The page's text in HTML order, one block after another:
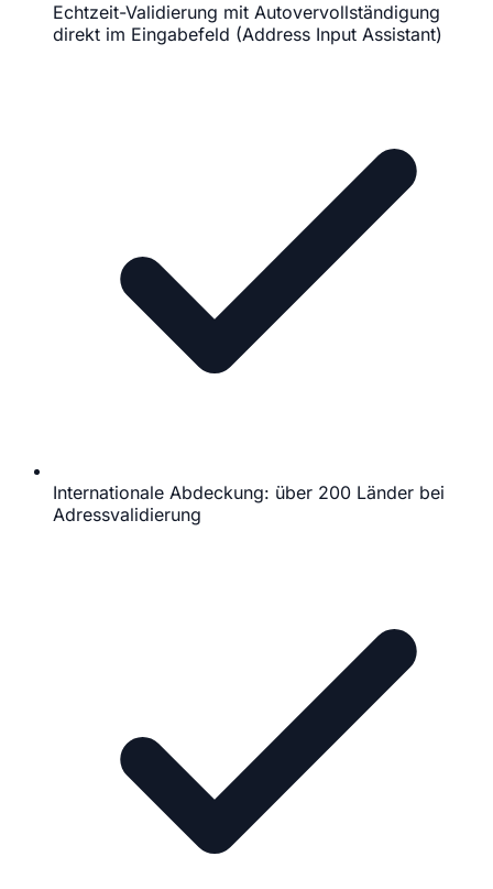
Echtzeit-Validierung mit Autovervollständigung
direkt im Eingabefeld (Address Input Assistant)
Internationale Abdeckung: über 200 Länder bei
Adressvalidierung